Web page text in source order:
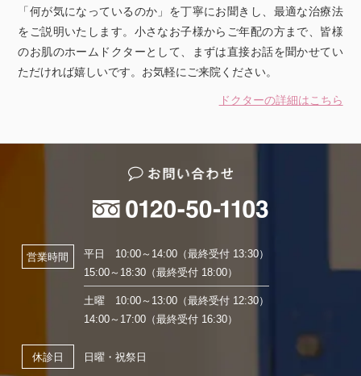
「何が気になっているのか」を丁寧にお聞きし、最適な治療法
をご説明いたします。小さなお子様からご年配の方まで、皆様
のお肌のホームドクターとして、まずは直接お話を聞かせてい
ただければ嬉しいです。お気軽にご来院ください。
ドクターの詳細はこちら
営業時間
平日 10:00～14:00（最終受付 13:30）
15:00～18:30（最終受付 18:00）
土曜 10:00～13:00（最終受付 12:30）
14:00～17:00（最終受付 16:30）
休診日 日曜・祝祭日